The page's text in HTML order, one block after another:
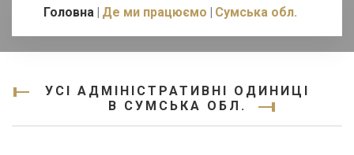
Головна Де ми працюємо Сумська обл.
УСІ АДМІНІСТРАТИВНІ ОДИНИЦІ
В СУМСЬКА ОБЛ.